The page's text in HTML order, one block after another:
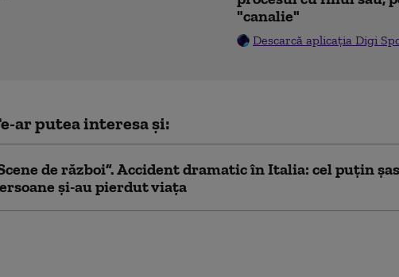
"canalie"
Descarcă aplicația Digi
ar putea interesa și:
de război”. Accident dramatic în Italia: cel puțin
și-au pierdut viața